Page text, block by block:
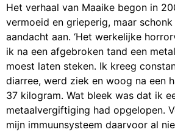
Het verhaal van Maaike begon in
vermoeid en grieperig, maar
aandacht aan. ‘Het werkelijke
ik na een afgebroken tand een
moest laten steken. Ik kreeg
diarree, werd ziek en woog na een
37 kilogram. Wat bleek was dat ik
metaalvergiftiging had opgelopen.
mijn immuunsysteem daarvoor al